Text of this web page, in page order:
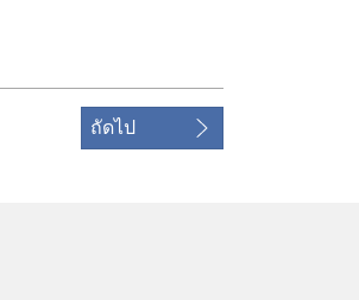
ถัดไป